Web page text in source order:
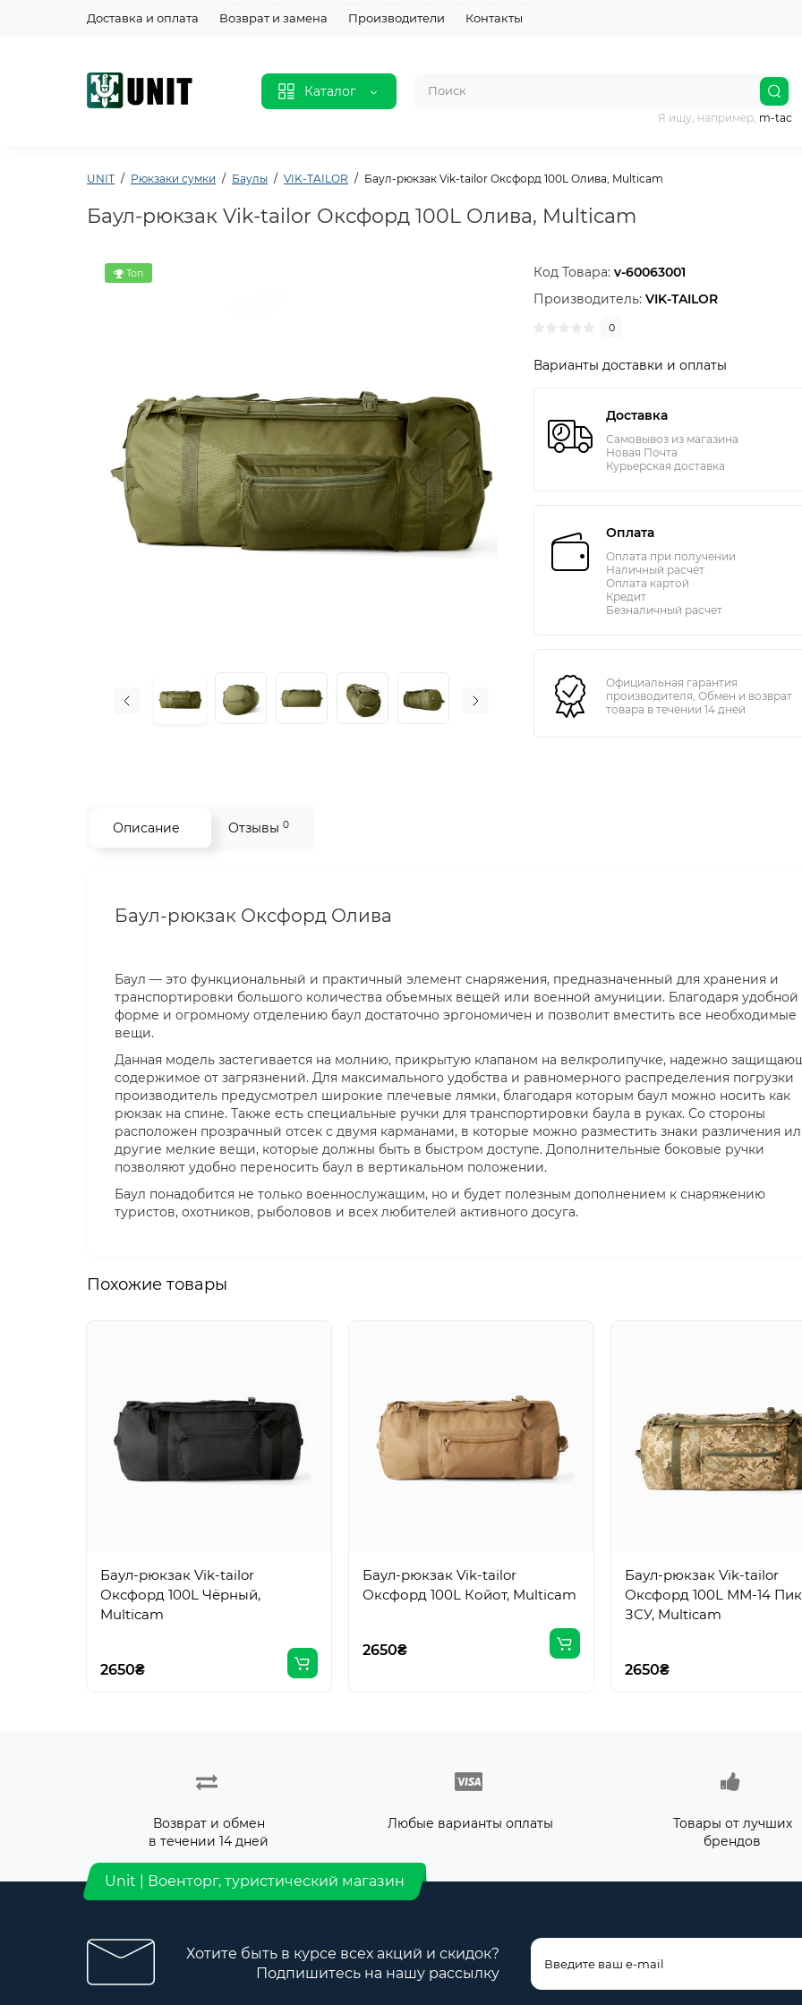
Доставка и оплата Возврат и замена Производители Контакты
Каталог
Я ищу, например, m-tac
UNIT Рюкзаки сумки Баулы VIK-TAILOR Баул-рюкзак Vik-tailor Оксфорд 100L Олива, Multicam
Баул-рюкзак Vik-tailor Оксфорд 100L Олива, Multicam
Топ Код Товара:v-60063001
Производитель:VIK-TAILOR
0
Варианты доставки и оплаты
Доставка
Самовывоз из магазина
Новая Почта
Курьерская доставка
Оплата
Оплата при получении
Наличный расчёт
Оплата картой
Кредит
Безналичный расчет
Официальная гарантия
производителя, Обмен и возврат
товара в течении 14 дней
Описание Отзывы 0
Баул-рюкзак Оксфорд Олива
Баул — это функциональный и практичный элемент снаряжения, предназначенный для хранения и
транспортировки большого количества объемных вещей или военной амуниции. Благодаря удобной
форме и огромному отделению баул достаточно эргономичен и позволит вместить все необходимые
вещи.
Данная модель застегивается на молнию, прикрытую клапаном на велкролипучке, надежно
содержимое от загрязнений. Для максимального удобства и равномерного распределения погрузки
производитель предусмотрел широкие плечевые лямки, благодаря которым баул можно носить как
рюкзак на спине. Также есть специальные ручки для транспортировки баула в руках. Со стороны
расположен прозрачный отсек с двумя карманами, в которые можно разместить знаки различения
другие мелкие вещи, которые должны быть в быстром доступе. Дополнительные боковые ручки
позволяют удобно переносить баул в вертикальном положении.
Баул понадобится не только военнослужащим, но и будет полезным дополнением к снаряжению
туристов, охотников, рыболовов и всех любителей активного досуга.
Похожие товары
Баул-рюкзак Vik-tailor
Оксфорд 100L Чёрный,
Multicam
2650₴
Баул-рюкзак Vik-tailor
Оксфорд 100L Койот, Multicam
2650₴
Баул-рюкзак Vik-tailor
Оксфорд 100L ММ-14
ЗСУ, Multicam
2650₴
Возврат и обмен
в течении 14 дней
Любые варианты оплаты
Товары от лучших
брендов
Unit | Военторг, туристический магазин
Хотите быть в курсе всех акций и скидок?
Подпишитесь на нашу рассылку